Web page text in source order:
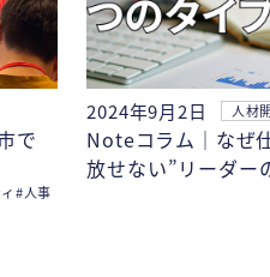
で
#人事
Noteコラム｜なぜ
放せない”リーダ
2024年9月2日 人材